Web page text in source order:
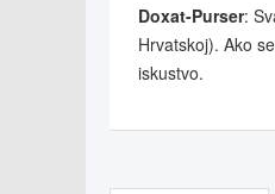
Doxat-Purser:
Hrvatskoj). Ako
iskustvo.